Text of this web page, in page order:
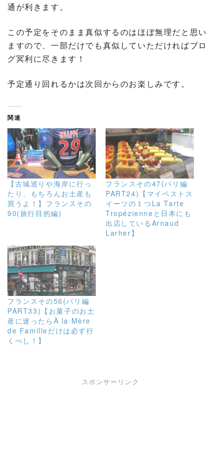
通が利きます。
この予定をそのまま真似するのはほぼ無理だと思い
ますので、一部だけでも真似していただければブロ
グ冥利に尽きます！
予定通り回れるかは次回からのお楽しみです。
関連
【古城巡りや海岸に行っ
たり、もちろんお土産も
買うよ！】フランスその
90(旅行目的編)
フランスその47(パリ編
PART24)【マイベストス
イーツの１つLa Tarte
Tropézienneと日本にも
出店しているArnaud
Larher】
フランスその56(パリ編
PART33)【お菓子のお土
産に迷ったらÀ la Mère
de Familleだけは必ず行
くべし！】
スポンサーリンク